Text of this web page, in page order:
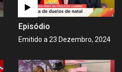
Episódio
Emitido a 23 Dezembro, 2024